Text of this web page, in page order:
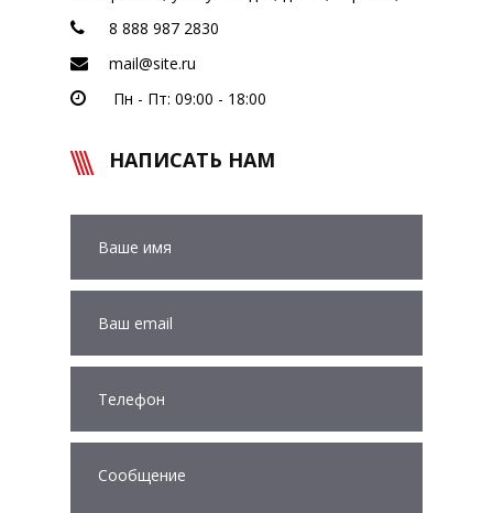
8 888 987 2830
mail@site.ru
Пн - Пт: 09:00 - 18:00
НАПИСАТЬ НАМ